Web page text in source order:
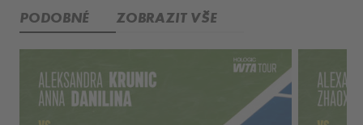
PODOBNÉ ZOBRAZIT VŠE